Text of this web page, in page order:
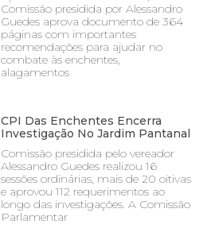
Comissão presidida por Alessandro
Guedes aprova documento de 364
páginas com importantes
recomendações para ajudar no
combate às enchentes,
alagamentos
CPI Das Enchentes Encerra
Investigação No Jardim Pantanal
Comissão presidida pelo vereador
Alessandro Guedes realizou 16
sessões ordinárias, mais de 20 oitivas
e aprovou 112 requerimentos ao
longo das investigações. A Comissão
Parlamentar